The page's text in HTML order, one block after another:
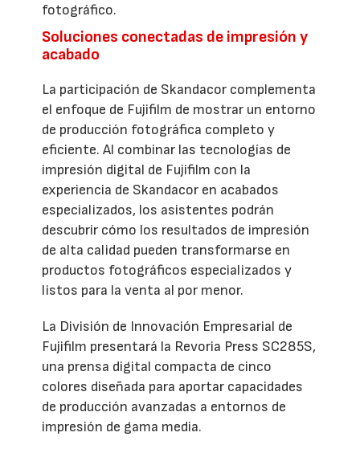
fotográfico.
Soluciones conectadas de impresión y
acabado
La participación de Skandacor complementa
el enfoque de Fujifilm de mostrar un entorno
de producción fotográfica completo y
eficiente. Al combinar las tecnologías de
impresión digital de Fujifilm con la
experiencia de Skandacor en acabados
especializados, los asistentes podrán
descubrir cómo los resultados de impresión
de alta calidad pueden transformarse en
productos fotográficos especializados y
listos para la venta al por menor.
La División de Innovación Empresarial de
Fujifilm presentará la Revoria Press SC285S,
una prensa digital compacta de cinco
colores diseñada para aportar capacidades
de producción avanzadas a entornos de
impresión de gama media.